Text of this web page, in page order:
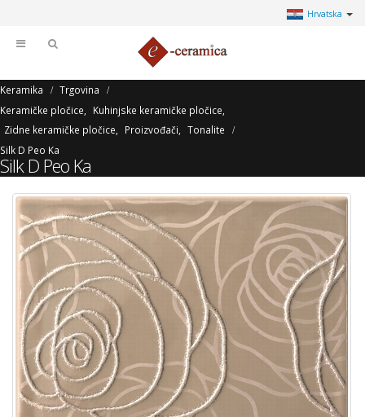
Hrvatska
Keramika
Trgovina
Keramičke pločice
Kuhinjske keramičke pločice
Zidne keramičke pločice
Proizvođači
Tonalite
Silk D Peo Ka
Silk D Peo Ka